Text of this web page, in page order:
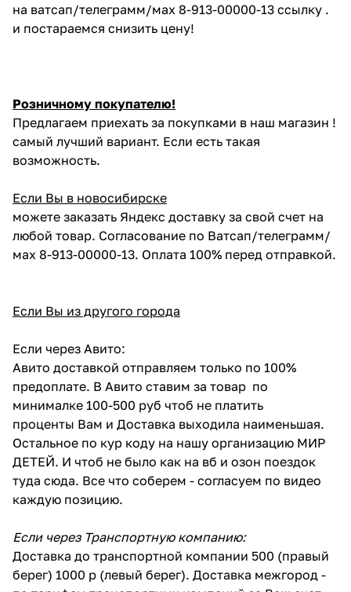
на ватсап/телеграмм/мах 8-913-00000-13 ссылку .
и постараемся снизить цену!
Розничному покупателю!
Предлагаем приехать за покупками в наш магазин !
самый лучший вариант. Если есть такая
возможность.
Если Вы в новосибирске
можете заказать Яндекс доставку за свой счет на
любой товар. Согласование по Ватсап/телеграмм/
мах 8-913-00000-13. Оплата 100% перед отправкой.
Если Вы из другого города
Если через Авито:
Авито доставкой отправляем только по 100%
предоплате. В Авито ставим за товар по
минималке 100-500 руб чтоб не платить
проценты Вам и Доставка выходила наименьшая.
Остальное по кур коду на нашу организацию МИР
ДЕТЕЙ. И чтоб не было как на вб и озон поездок
туда сюда. Все что соберем - согласуем по видео
каждую позицию.
Если через Транспортную компанию:
Доставка до транспортной компании 500 (правый
берег) 1000 р (левый берег). Доставка межгород -